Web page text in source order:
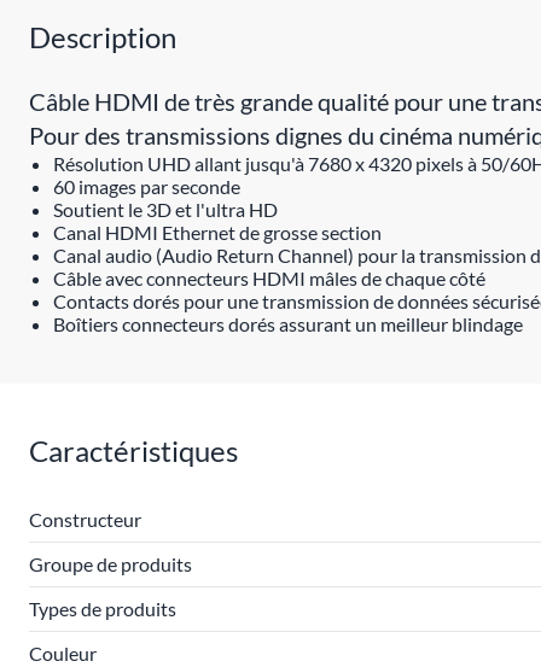
Description
Câble HDMI de très grande qualité pour une
Pour des transmissions dignes du cinéma
Résolution UHD allant jusqu'à 7680 x 4320 pixels à 50/
60 images par seconde
Soutient le 3D et l'ultra HD
Canal HDMI Ethernet de grosse section
Canal audio (Audio Return Channel) pour la transmission
Câble avec connecteurs HDMI mâles de chaque côté
Contacts dorés pour une transmission de données
Boîtiers connecteurs dorés assurant un meilleur blindage
Caractéristiques
Constructeur
Groupe de produits
Types de produits
Couleur